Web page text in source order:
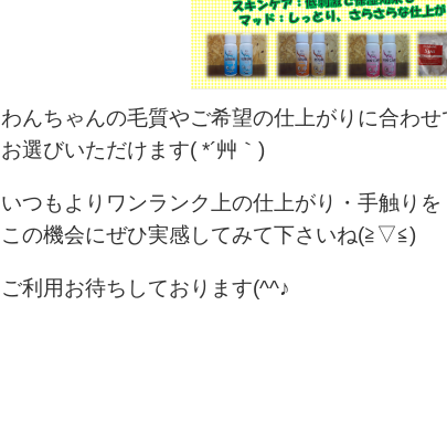
わんちゃんの毛質やご希望の仕上がりに合わせ
お選びいただけます( *´艸｀)
いつもよりワンランク上の仕上がり・手触りを
この機会にぜひ実感してみて下さいね(≧▽≦)
ご利用お待ちしております(^^♪